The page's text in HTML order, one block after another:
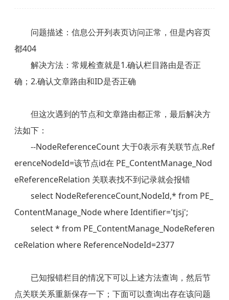
问题描述：信息公开列表页访问正常，但是内容页
都404
解决方法：常规检查就是1.确认栏目路由是否正
确；2.确认文章路由和ID是否正确
但这次遇到的节点和文章路由都正常，最后解决方
法如下：
--NodeReferenceCount 大于0表示有关联节点.Ref
erenceNodeId=该节点id在 PE_ContentManage_Nod
eReferenceRelation 关联表找不到记录就会报错
select NodeReferenceCount,NodeId,* from PE_
ContentManage_Node where Identifier='tjsj';
select * from PE_ContentManage_NodeReferen
ceRelation where ReferenceNodeId=2377
已知报错栏目的情况下可以上述方法查询，然后节
点关联关系重新保存一下；下面可以查询出存在该问题